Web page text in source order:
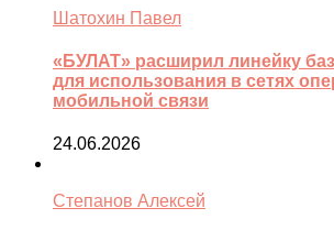
Шатохин Павел
«БУЛАТ» расширил линейку
для использования в сетях
мобильной связи
24.06.2026
Степанов Алексей